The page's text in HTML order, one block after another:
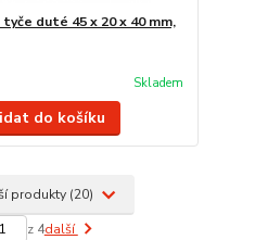
duté 45 x 20 x 40 mm,
Skladem
do košíku
produkty (20)
z 4další